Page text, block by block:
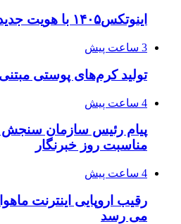
اینوتکس۱۴۰۵ با هویت جدید برگزار می‌شود
3 ساعت پیش
تولید کرم‌های پوستی مبتنی
4 ساعت پیش
پیام رئیس سازمان
مناسبت روز خبرنگار
4 ساعت پیش
رقیب اروپایی اینترنت
می رسد